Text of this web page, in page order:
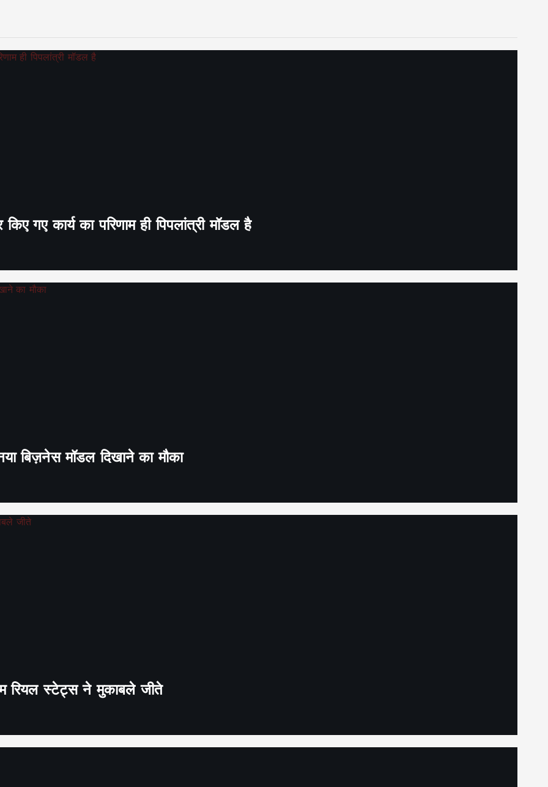
गए कार्य का परिणाम ही पिपलांत्री मॉडल है
बिज़नेस मॉडल दिखाने का मौका
रियल स्टेट्स ने मुकाबले जीते